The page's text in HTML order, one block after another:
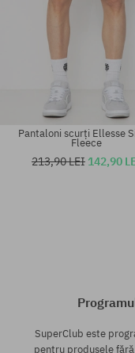
Pantaloni scurți Ellesse
Fleece
213,90 LEI 142,90
SuperClub este
pentru produsele